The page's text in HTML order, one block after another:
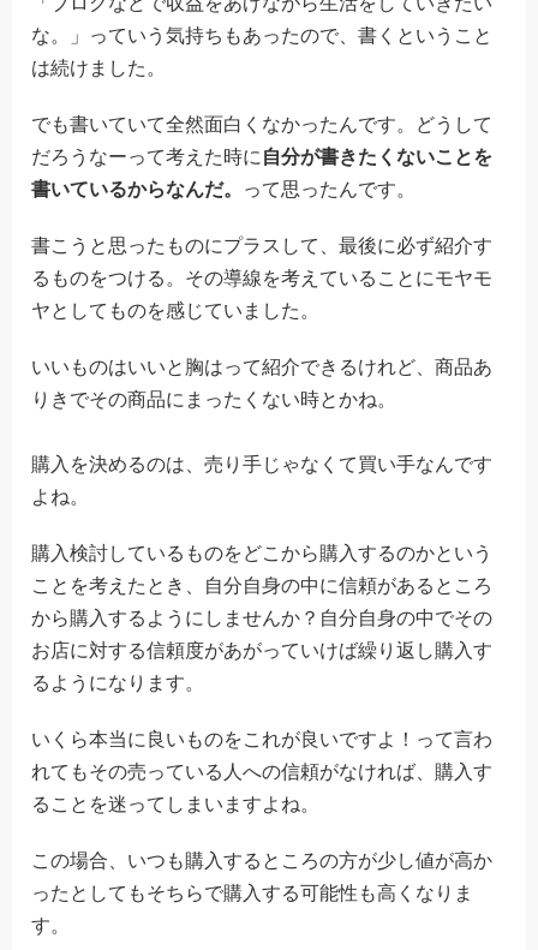
な。」っていう気持ちもあったので、書くということ
は続けました。
でも書いていて全然面白くなかったんです。どうして
だろうなーって考えた時に 自分が書きたくないことを
書いているからなんだ。 って思ったんです。
書こうと思ったものにプラスして、最後に必ず紹介す
るものをつける。その導線を考えていることにモヤモ
ヤとしてものを感じていました。
いいものはいいと胸はって紹介できるけれど、商品あ
りきでその商品にまったくない時とかね。
購入を決めるのは、売り手じゃなくて買い手なんです
よね。
購入検討しているものをどこから購入するのかという
ことを考えたとき、自分自身の中に信頼があるところ
から購入するようにしませんか？自分自身の中でその
お店に対する信頼度があがっていけば繰り返し購入す
るようになります。
いくら本当に良いものをこれが良いですよ！って言わ
れてもその売っている人への信頼がなければ、購入す
ることを迷ってしまいますよね。
この場合、いつも購入するところの方が少し値が高か
ったとしてもそちらで購入する可能性も高くなりま
す。